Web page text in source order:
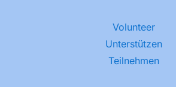
Volunteer
Unterstützen
Teilnehmen